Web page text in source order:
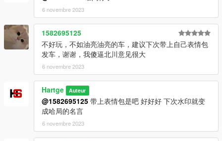
3）Go to: GTAV\mods\update\x64\dlcpacksand make a folder
called 500 add the included dlc.rpf file
SPAWN: 500
6 novembre 2023
1582695125
不好玩，不如油亮油亮的车，建议下次带上自己表情包
发车，谢谢，我傻逼北川意见很大
6 novembre 2023
Hartge Auteur
@1582695125 带上表情包是吧 好好好 下次水印就变
成哈局的名言
6 novembre 2023